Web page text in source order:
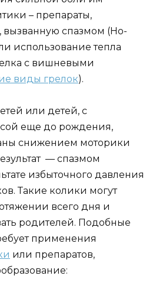
– препараты,
спазмом (Но-
использование тепла
с вишневыми
виды грелок).
или детей, с
еще до рождения,
снижением моторики
— спазмом
избыточного давления
Такие колики могут
всего дня и
родителей. Подобные
применения
или препаратов,